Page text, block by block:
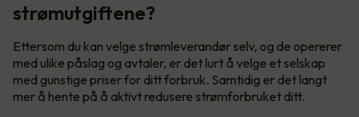
strømutgiftene?
Ettersom du kan velge strømleverandør selv, og de opererer
med ulike påslag og avtaler, er det lurt å velge et selskap
med gunstige priser for ditt forbruk. Samtidig er det langt
mer å hente på å aktivt redusere strømforbruket ditt.